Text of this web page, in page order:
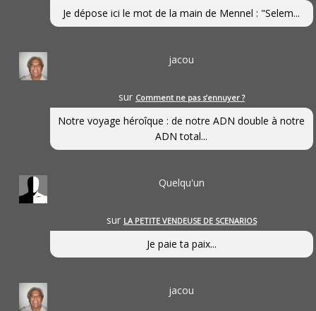
Je dépose ici le mot de la main de Mennel : "Selem...
jacou
sur Comment ne pas s’ennuyer ?
Notre voyage héroîque : de notre ADN double à notre
ADN total...
Quelqu'un
sur LA PETITE VENDEUSE DE SCENARIOS
Je paie ta paix...
jacou